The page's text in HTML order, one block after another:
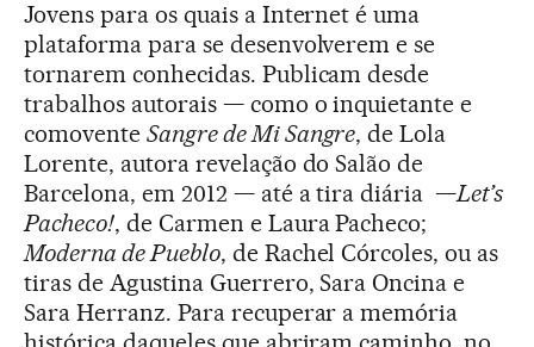
Jovens para os quais a Internet é uma
plataforma para se desenvolverem e se
tornarem conhecidas. Publicam desde
trabalhos autorais — como o inquietante e
comovente Sangre de Mi Sangre, de Lola
Lorente, autora revelação do Salão de
Barcelona, em 2012 — até a tira diária —Let’s
Pacheco!, de Carmen e Laura Pacheco;
Moderna de Pueblo, de Rachel Córcoles, ou as
tiras de Agustina Guerrero, Sara Oncina e
Sara Herranz. Para recuperar a memória